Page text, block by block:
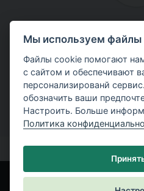
Скачайте мануалы с
примерами
Мы используем файлы
Файлы cookie помогают
с сайтом и обеспечивают
персонализированй
обозначить ваши
Настроить. Больше
Политика